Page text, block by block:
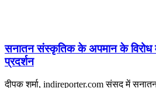
सनातन संस्कृतिक के अपमान के विरोध
प्रदर्शन
दीपक शर्मा, indireporter.com संसद में